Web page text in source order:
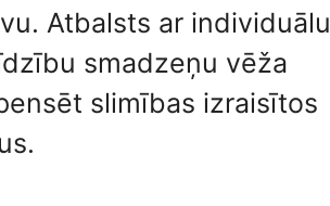
Atbalsts ar individuālu
smadzeņu vēža
slimības izraisītos